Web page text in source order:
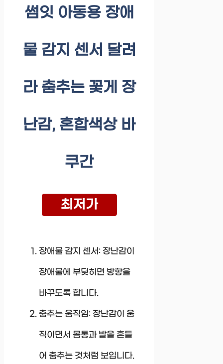
썸잇 아동용 장애
물 감지 센서 달려
라 춤추는 꽃게 장
난감, 혼합색상 바
쿠간
최저가
장애물 감지 센서: 장난감이
장애물에 부딪히면 방향을
바꾸도록 합니다.
춤추는 움직임: 장난감이 움
직이면서 몸통과 발을 흔들
어 춤추는 것처럼 보입니다.